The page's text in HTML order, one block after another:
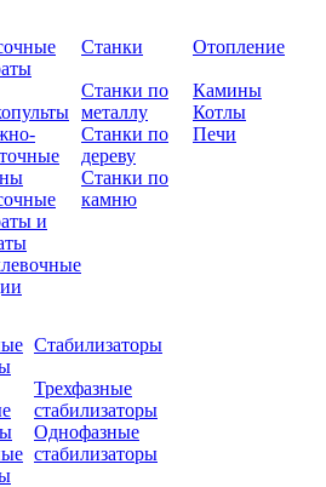
и
Станки
Станки по
металлу
Станки по
дереву
Станки по
камню
Отопление
Камины
Котлы
Печи
Стабилизаторы
Трехфазные
стабилизаторы
Однофазные
стабилизаторы